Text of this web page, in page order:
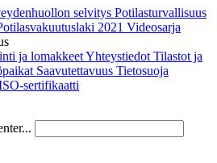
selvitys Potilasturvallisuus
2021 Videosarja
ja lomakkeetYhteystiedot Tilastot ja
Saavutettavuus Tietosuoja
sertifikaatti